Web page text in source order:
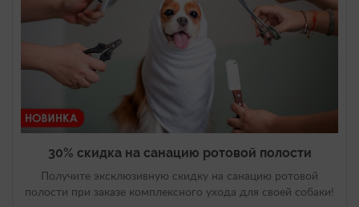
30% скидка на санацию ротовой полости
Получите эксклюзивную скидку на санацию ротовой
полости при заказе комплексного ухода для своей собаки!